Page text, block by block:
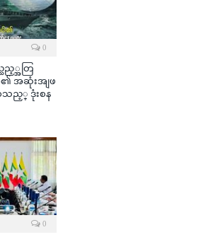
0
ည့္အတြ
အဆုံးအျဖ
သည့္ ဒုံးစန
0